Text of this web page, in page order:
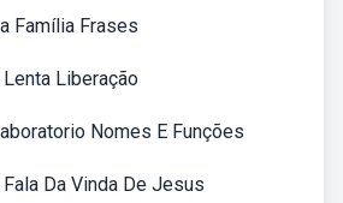
Família Frases
Liberação
Nomes E Funções
Da Vinda De Jesus